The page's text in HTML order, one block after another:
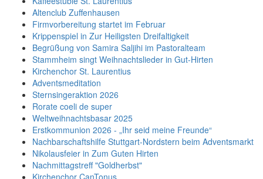
Altenclub Zuffenhausen
Firmvorbereitung startet im Februar
Krippenspiel in Zur Heiligsten Dreifaltigkeit
Begrüßung von Samira Saljihi im Pastoralteam
Stammheim singt Weihnachtslieder in Gut-Hirten
Kirchenchor St. Laurentius
Adventsmeditation
Sternsingeraktion 2026
Rorate coeli de super
Weltweihnachtsbasar 2025
Erstkommunion 2026 - „Ihr seid meine Freunde“
Nachbarschaftshilfe Stuttgart-Nordstern beim Adventsmarkt
Nikolausfeier in Zum Guten Hirten
Nachmittagstreff "Goldherbst"
Kirchenchor CanTonus